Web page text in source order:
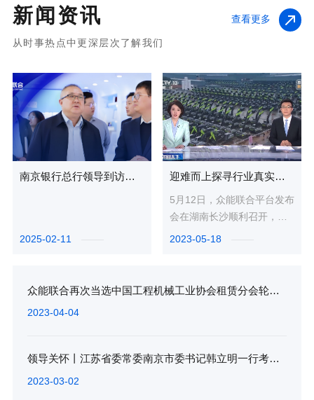
新闻资讯
从时事热点中更深层次了解我们
查看更多
南京银行总行领导到访众能联合，深度交流合作新篇章
2025-02-11
迎难而上探寻行业真实价值，央视专访众能联合董事长兼总裁杨天利
5月12日，众能联合平台发布
会在湖南长沙顺利召开，会
上发布了众能联合布局打磨
2023-05-18
众能联合再次当选中国工程机械工业协会租赁分会轮值会长单位
2023-04-04
领导关怀丨江苏省委常委南京市委书记韩立明一行考察调研众能联合
2023-03-02